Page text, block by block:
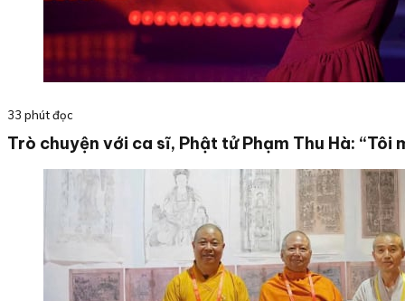
33 phút đọc
Trò chuyện với ca sĩ, Phật tử Phạm Thu Hà: “Tôi